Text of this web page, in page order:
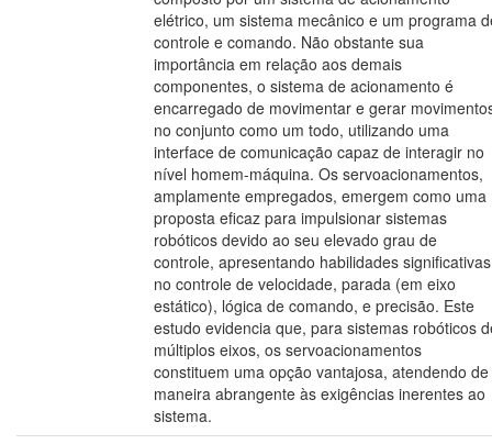
elétrico, um sistema mecânico e um programa
controle e comando. Não obstante sua
importância em relação aos demais
componentes, o sistema de acionamento é
encarregado de movimentar e gerar
no conjunto como um todo, utilizando uma
interface de comunicação capaz de interagir no
nível homem-máquina. Os servoacionamentos,
amplamente empregados, emergem como uma
proposta eficaz para impulsionar sistemas
robóticos devido ao seu elevado grau de
controle, apresentando habilidades significativas
no controle de velocidade, parada (em eixo
estático), lógica de comando, e precisão. Este
estudo evidencia que, para sistemas robóticos
múltiplos eixos, os servoacionamentos
constituem uma opção vantajosa, atendendo de
maneira abrangente às exigências inerentes ao
sistema.